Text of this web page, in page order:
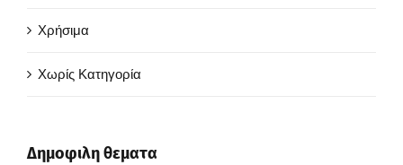
Χρήσιμα
Χωρίς Κατηγορία
Δημοφιλη θεματα